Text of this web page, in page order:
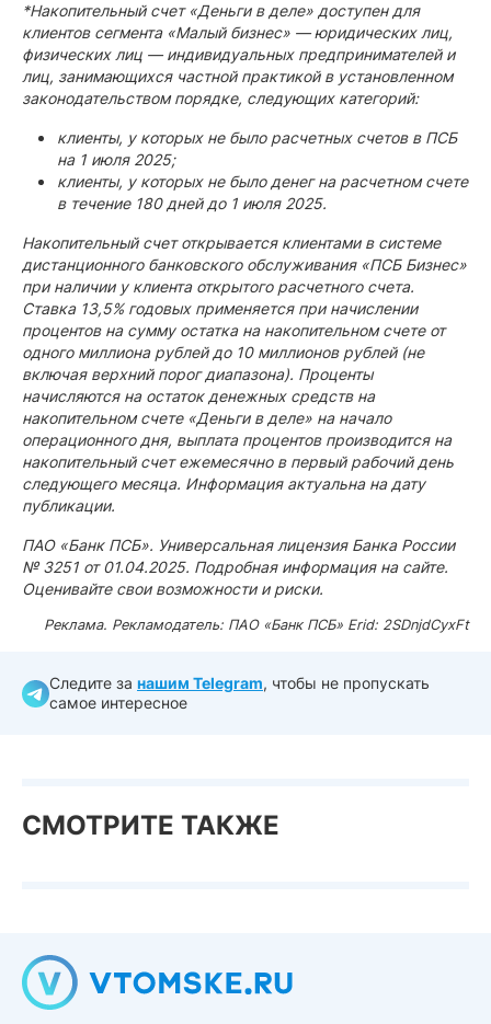
*Накопительный счет «Деньги в деле» доступен для
клиентов сегмента «Малый бизнес» — юридических лиц,
физических лиц — индивидуальных предпринимателей и
лиц, занимающихся частной практикой в установленном
законодательством порядке, следующих категорий:
клиенты, у которых не было расчетных счетов в ПСБ
на 1 июля 2025;
клиенты, у которых не было денег на расчетном счете
в течение 180 дней до 1 июля 2025.
Накопительный счет открывается клиентами в системе
дистанционного банковского обслуживания «ПСБ Бизнес»
при наличии у клиента открытого расчетного счета.
Ставка 13,5% годовых применяется при начислении
процентов на сумму остатка на накопительном счете от
одного миллиона рублей до 10 миллионов рублей (не
включая верхний порог диапазона). Проценты
начисляются на остаток денежных средств на
накопительном счете «Деньги в деле» на начало
операционного дня, выплата процентов производится на
накопительный счет ежемесячно в первый рабочий день
следующего месяца. Информация актуальна на дату
публикации.
ПАО «Банк ПСБ». Универсальная лицензия Банка России
№ 3251 от 01.04.2025. Подробная информация на сайте.
Оценивайте свои возможности и риски.
Реклама. Рекламодатель: ПАО «Банк ПСБ» Erid: 2SDnjdCyxFt
Следите за нашим Telegram, чтобы не пропускать
самое интересное
СМОТРИТЕ ТАКЖЕ